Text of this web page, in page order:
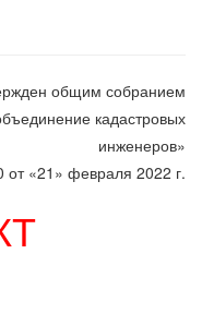
общим собранием
кадастровых
инженеров»
«21» февраля 2022 г.